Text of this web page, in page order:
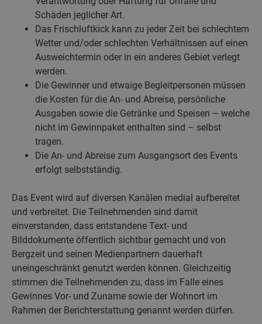
Schäden jeglicher Art.
Das Frischluftkick kann zu jeder Zeit bei schlechtem
Wetter und/oder schlechten Verhältnissen auf einen
Ausweichtermin oder in ein anderes Gebiet verlegt
werden.
Die Gewinner und etwaige Begleitpersonen müssen
die Kosten für die An- und Abreise, persönliche
Ausgaben sowie die Getränke und Speisen – welche
nicht im Gewinnpaket enthalten sind – selbst
tragen.
Die An- und Abreise zum Ausgangsort des Events
erfolgt selbstständig.
Das Event wird auf diversen Kanälen medial aufbereitet
und verbreitet. Die Teilnehmenden sind damit
einverstanden, dass entstandene Text- und
Bilddokumente öffentlich sichtbar gemacht und von
Bergzeit und seinen Medienpartnern dauerhaft
uneingeschränkt genutzt werden können. Gleichzeitig
stimmen die Teilnehmenden zu, dass im Falle eines
Gewinnes Vor- und Zuname sowie der Wohnort im
Rahmen der Berichterstattung genannt werden dürfen.